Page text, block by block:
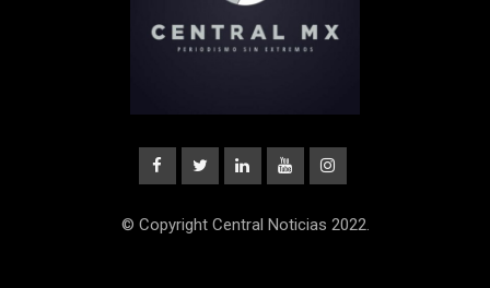
© Copyright Central Noticias 2022.